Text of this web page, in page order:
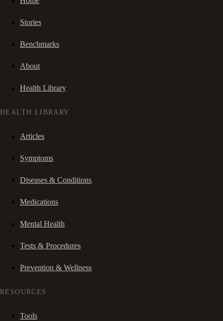
Stories
Benchmarks
About
Health Library
HEALTH LIBRARY
Articles
Symptoms
Diseases & Conditions
Medications
Mental Health
Tests & Procedures
Prevention & Wellness
RESOURCES
Tools